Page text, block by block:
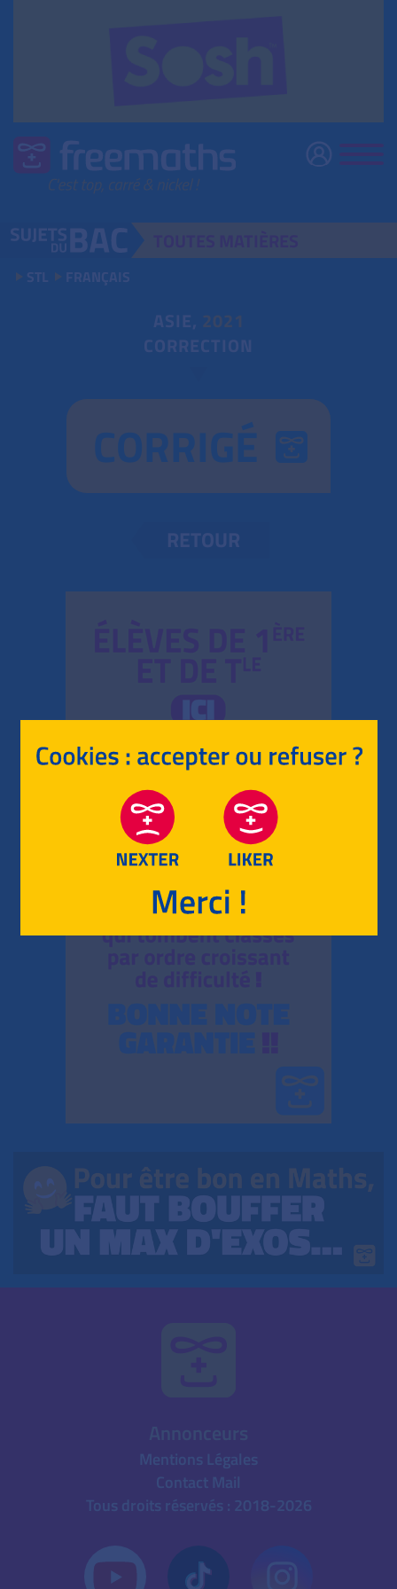
STL FRANÇAIS
ASIE, 2021
CORRECTION
CORRIGÉ
RETOUR
Mentions Légales
Contact Mail
Tous droits réservés : 2018-2026